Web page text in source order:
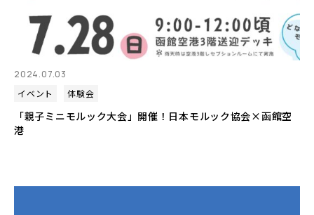
2024.07.03
イベント
体験会
「親子ミニモルック大会」開催！日本モルック協会×函館空
港